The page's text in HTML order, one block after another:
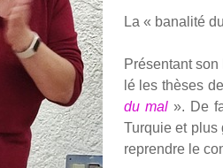
La « bana­li­té
Pré­sen­tant son
lé les thèses
du mal». De
Tur­quie et plus
reprendre le